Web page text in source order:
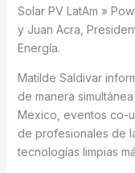
Solar PV LatAm »
y Juan Acra,
Energía.
Matilde Saldivar
de manera
Mexico, eventos co-
de profesionales de
tecnologías limpias